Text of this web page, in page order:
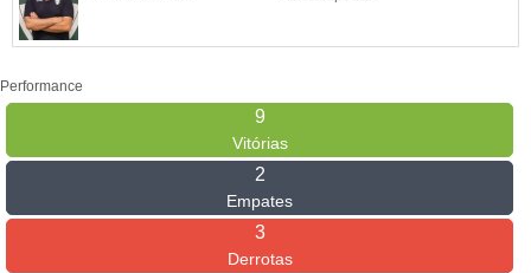
Performance
9
Vitórias
2
Empates
3
Derrotas